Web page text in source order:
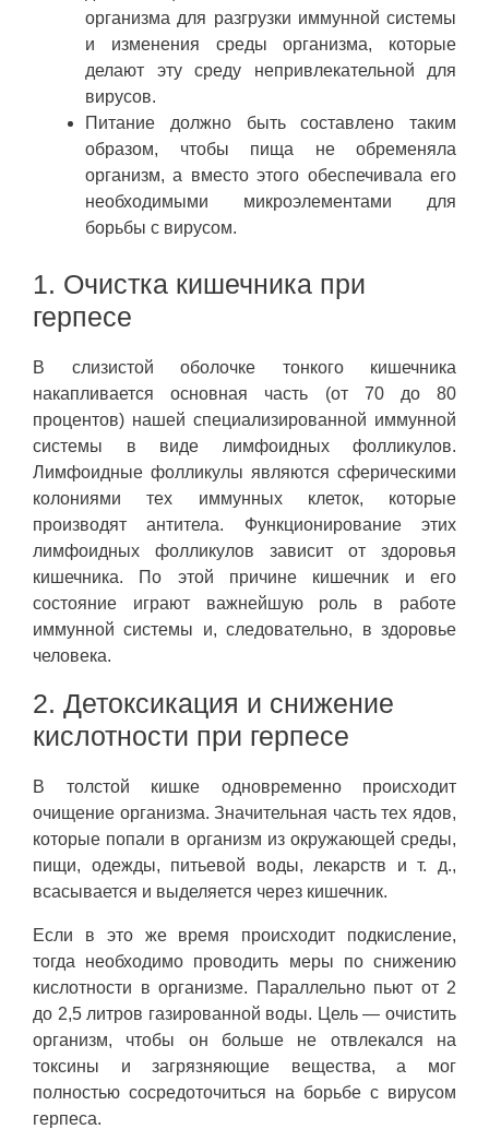
организма для разгрузки иммунной системы
и изменения среды организма, которые
делают эту среду непривлекательной для
вирусов.
Питание должно быть составлено таким
образом, чтобы пища не обременяла
организм, а вместо этого обеспечивала его
необходимыми микроэлементами для
борьбы с вирусом.
1. Очистка кишечника при
герпесе
В слизистой оболочке тонкого кишечника
накапливается основная часть (от 70 до 80
процентов) нашей специализированной иммунной
системы в виде лимфоидных фолликулов.
Лимфоидные фолликулы являются сферическими
колониями тех иммунных клеток, которые
производят антитела. Функционирование этих
лимфоидных фолликулов зависит от здоровья
кишечника. По этой причине кишечник и его
состояние играют важнейшую роль в работе
иммунной системы и, следовательно, в здоровье
человека.
2. Детоксикация и снижение
кислотности при герпесе
В толстой кишке одновременно происходит
очищение организма. Значительная часть тех ядов,
которые попали в организм из окружающей среды,
пищи, одежды, питьевой воды, лекарств и т. д.,
всасывается и выделяется через кишечник.
Если в это же время происходит подкисление,
тогда необходимо проводить меры по снижению
кислотности в организме. Параллельно пьют от 2
до 2,5 литров газированной воды. Цель — очистить
организм, чтобы он больше не отвлекался на
токсины и загрязняющие вещества, а мог
полностью сосредоточиться на борьбе с вирусом
герпеса.